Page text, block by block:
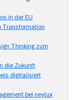
in der EU
Transformation
Thinking zum
die Zukunft
digitalisiert
bei neylux